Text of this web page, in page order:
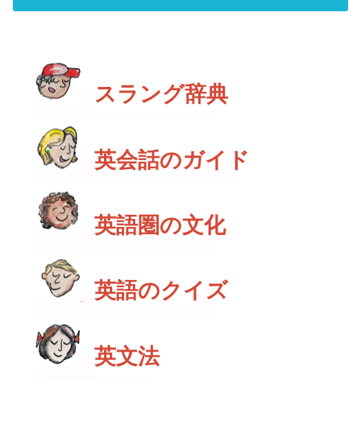
スラング辞典
英会話のガイド
英語圏の文化
英語のクイズ
英文法